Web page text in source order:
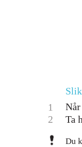
1
2
Ta
Du